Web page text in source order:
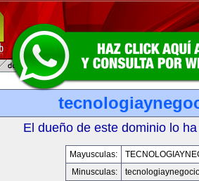
El dueño de este dominio lo
Mayusculas:
Minusculas: